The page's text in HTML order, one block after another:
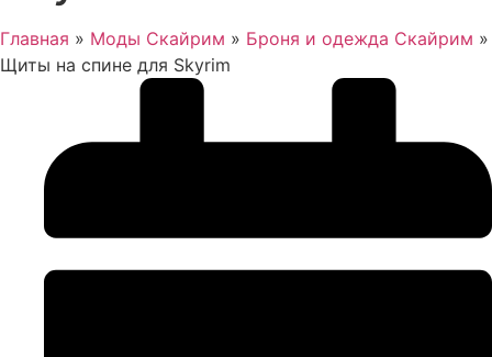
Главная » Моды Скайрим » Броня и одежда Скайрим »
Щиты на спине для Skyrim